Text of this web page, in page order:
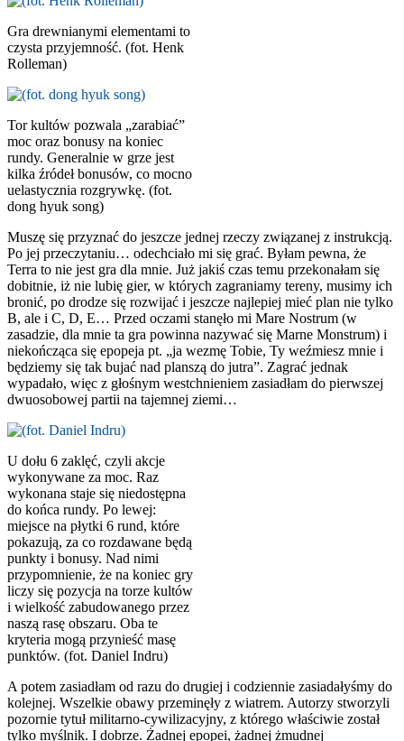
Gra drewnianymi elementami to
czysta przyjemność. (fot. Henk
Rolleman)
Tor kultów pozwala „zarabiać”
moc oraz bonusy na koniec
rundy. Generalnie w grze jest
kilka źródeł bonusów, co mocno
uelastycznia rozgrywkę. (fot.
dong hyuk song)
Muszę się przyznać do jeszcze jednej rzeczy związanej z instrukcją.
Po jej przeczytaniu… odechciało mi się grać. Byłam pewna, że
Terra to nie jest gra dla mnie. Już jakiś czas temu przekonałam się
dobitnie, iż nie lubię gier, w których zagraniamy tereny, musimy ich
bronić, po drodze się rozwijać i jeszcze najlepiej mieć plan nie tylko
B, ale i C, D, E… Przed oczami stanęło mi Mare Nostrum (w
zasadzie, dla mnie ta gra powinna nazywać się Marne Monstrum) i
niekończąca się epopeja pt. „ja wezmę Tobie, Ty weźmiesz mnie i
będziemy się tak bujać nad planszą do jutra”. Zagrać jednak
wypadało, więc z głośnym westchnieniem zasiadłam do pierwszej
dwuosobowej partii na tajemnej ziemi…
U dołu 6 zaklęć, czyli akcje
wykonywane za moc. Raz
wykonana staje się niedostępna
do końca rundy. Po lewej:
miejsce na płytki 6 rund, które
pokazują, za co rozdawane będą
punkty i bonusy. Nad nimi
przypomnienie, że na koniec gry
liczy się pozycja na torze kultów
i wielkość zabudowanego przez
naszą rasę obszaru. Oba te
kryteria mogą przynieść masę
punktów. (fot. Daniel Indru)
A potem zasiadłam od razu do drugiej i codziennie zasiadałyśmy do
kolejnej. Wszelkie obawy przeminęły z wiatrem. Autorzy stworzyli
pozornie tytuł militarno-cywilizacyjny, z którego właściwie został
tylko myślnik. I dobrze. Żadnej epopei, żadnej żmudnej